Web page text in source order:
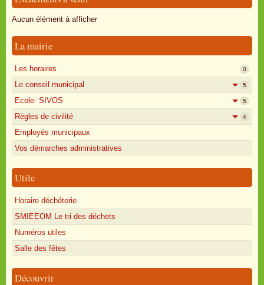
Oisly autrefois
Annonces
Aucun élément à afficher
La mairie
Les horaires 0
Le conseil municipal 5
Ecole- SIVOS 5
Règles de civilité 4
Employés municipaux
Vos démarches administratives
Utile
Horaire déchéterie
SMIEEOM Le tri des déchets
Numéros utiles
Salle des fêtes
Découvrir